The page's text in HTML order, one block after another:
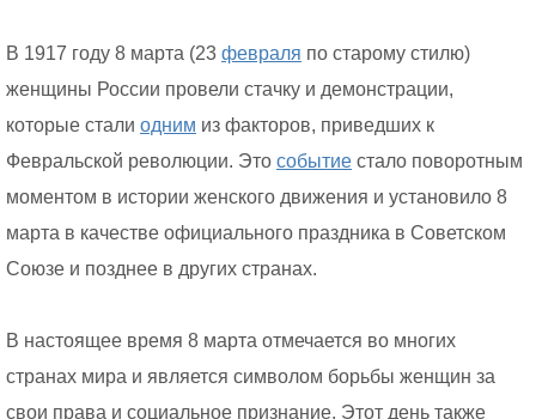
В 1917 году 8 марта (23 февраля по старому стилю)
женщины России провели стачку и демонстрации,
которые стали одним из факторов, приведших к
Февральской революции. Это событие стало поворотным
моментом в истории женского движения и установило 8
марта в качестве официального праздника в Советском
Союзе и позднее в других странах.
В настоящее время 8 марта отмечается во многих
странах мира и является символом борьбы женщин за
свои права и социальное признание. Этот день также